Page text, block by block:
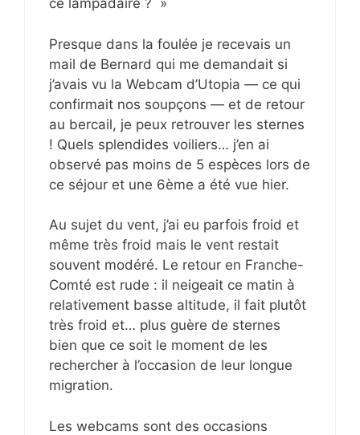
ce lampadaire ? »
Presque dans la foulée je recevais un
mail de Bernard qui me demandait si
j’avais vu la Webcam d’Utopia — ce qui
confirmait nos soupçons — et de retour
au bercail, je peux retrouver les sternes
! Quels splendides voiliers… j’en ai
observé pas moins de 5 espèces lors de
ce séjour et une 6ème a été vue hier.
Au sujet du vent, j’ai eu parfois froid et
même très froid mais le vent restait
souvent modéré. Le retour en Franche-
Comté est rude : il neigeait ce matin à
relativement basse altitude, il fait plutôt
très froid et… plus guère de sternes
bien que ce soit le moment de les
rechercher à l’occasion de leur longue
migration.
Les webcams sont des occasions